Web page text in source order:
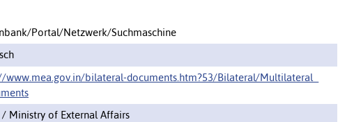
Portal/Netzwerk/Suchmaschine
www.mea.gov.in/bilateral-documents.htm?53/Bilateral/Multilateral_
/ Ministry of External Affairs